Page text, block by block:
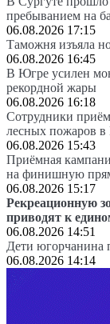
пребыванием на
06.08.2026 17:15
Таможня изъяла
06.08.2026 16:45
В Югре усилен
рекордной жары
06.08.2026 16:18
Сотрудники
лесных пожаров
06.08.2026 15:43
Приёмная
на финишную
06.08.2026 15:17
Рекреационную
приводят к
06.08.2026 14:51
Дети югорчанина
06.08.2026 14:14